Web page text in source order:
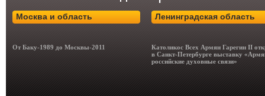
Москва и область
От Баку-1989 до Москвы-2011
Ленинградская область
Католикос Всех Армян Гарегин II
в Санкт-Петербурге выставку
российские духовные связи»